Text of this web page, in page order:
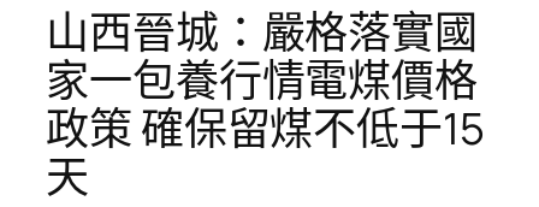
山西晉城：嚴格落實國
家一包養行情電煤價格
政策 確保留煤不低于15
天